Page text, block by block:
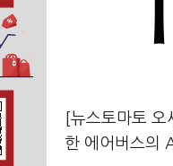
[뉴스토마토 오
한 에어버스의